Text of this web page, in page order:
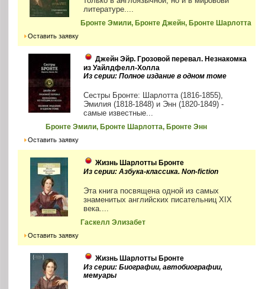
литературе....
Бронте Эмили, Бронте Джейн, Бронте Шарлотта
Оставить заявку
Джейн Эйр. Грозовой перевал. Незнакомка
из Уайлдфелл-Холла
Из серии: Полное издание в одном томе
Сестры Бронте: Шарлотта (1816-1855),
Эмилия (1818-1848) и Энн (1820-1849) -
самые известные...
Бронте Эмили, Бронте Шарлотта, Бронте Энн
Оставить заявку
Жизнь Шарлотты Бронте
Из серии: Азбука-классика. Non-fiction
Эта книга посвящена одной из самых
знаменитых английских писательниц XIX
века....
Гаскелл Элизабет
Оставить заявку
Жизнь Шарлотты Бронте
Из серии: Биографии, автобиографии,
мемуары